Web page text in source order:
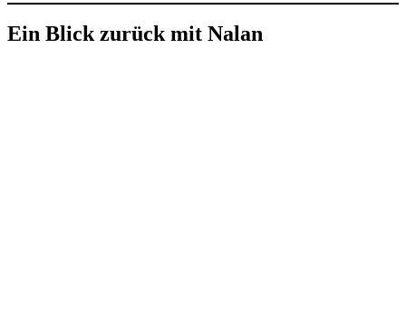
Ein Blick zurück mit Nalan